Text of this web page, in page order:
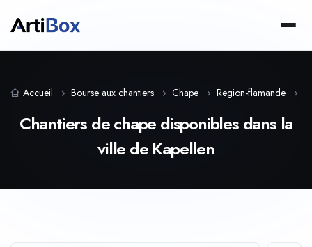
Accueil Bourse aux chantiers Chape Region-flamande
Chantiers de chape disponibles dans la
ville de Kapellen